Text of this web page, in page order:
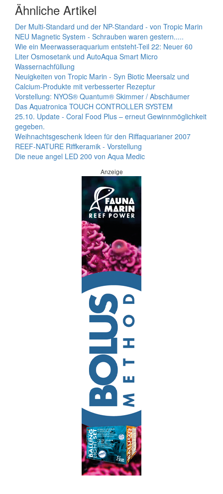
Ähnliche Artikel
Der Multi-Standard und der NP-Standard - von Tropic Marin
NEU Magnetic System - Schrauben waren gestern.....
Wie ein Meerwasseraquarium entsteht-Teil 22: Neuer 60
Liter Osmosetank und AutoAqua Smart Micro
Wassernachfüllung
Neuigkeiten von Tropic Marin - Syn Biotic Meersalz und
Calcium-Produkte mit verbesserter Rezeptur
Vorstellung: NYOS® Quantum® Skimmer / Abschäumer
Das Aquatronica TOUCH CONTROLLER SYSTEM
25.10. Update - Coral Food Plus – erneut Gewinnmöglichkeit
gegeben.
Weihnachtsgeschenk Ideen für den Riffaquarianer 2007
REEF-NATURE Riffkeramik - Vorstellung
Die neue angel LED 200 von Aqua Medic
Anzeige